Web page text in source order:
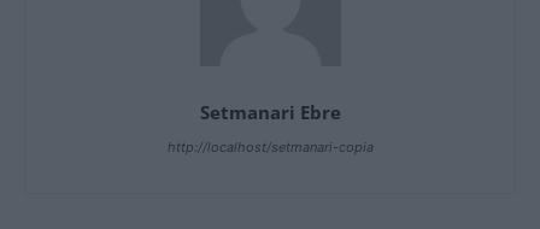
Setmanari Ebre
http://localhost/setmanari-copia